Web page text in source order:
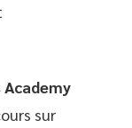
Academy
sur